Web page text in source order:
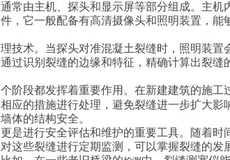
由主机、探头和显示屏等部分组成。主机
，它一般配备有高清摄像头和照明装置，
术。当探头对准混凝土裂缝时，照明装置
过识别裂缝的边缘和特征，精确计算出裂
段都发挥着重要作用。在新建建筑的施工
应的措施进行处理，避免裂缝进一步扩大
体的结构安全。
进行安全评估和维护的重要工具。随着时
这些裂缝进行定期监测，可以掌握裂缝的